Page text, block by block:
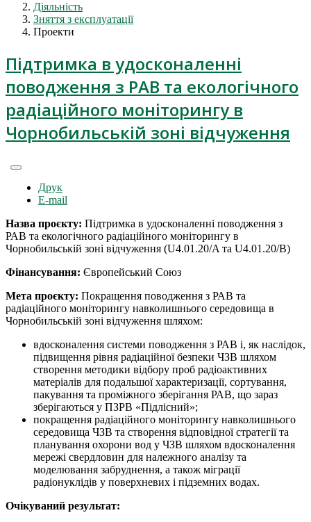
Діяльність
Зняття з експлуатації
Проекти
Підтримка в удосконаленні
поводження з РАВ та екологічного
радіаційного моніторингу в
Чорнобильській зоні відчуження
Друк
E-mail
Назва проєкту: Підтримка в удосконаленні поводження з
РАВ та екологічного радіаційного моніторингу в
Чорнобильській зоні відчуження (U4.01.20/A та U4.01.20/B)
Фінансування: Європейський Союз
Мета проєкту: Покращення поводження з РАВ та
радіаційного моніторингу навколишнього середовища в
Чорнобильській зоні відчуження шляхом:
вдосконалення системи поводження з РАВ і, як наслідок,
підвищення рівня радіаційної безпеки ЧЗВ шляхом
створення методики відбору проб радіоактивних
матеріалів для подальшої характеризації, сортування,
пакування та проміжного зберігання РАВ, що зараз
зберігаються у ПЗРВ «Підлісний»;
покращення радіаційного моніторингу навколишнього
середовища ЧЗВ та створення відповідної стратегії та
планування охорони вод у ЧЗВ шляхом вдосконалення
мережі свердловин для належного аналізу та
моделювання забруднення, а також міграції
радіонуклідів у поверхневих і підземних водах.
Очікуваний результат: